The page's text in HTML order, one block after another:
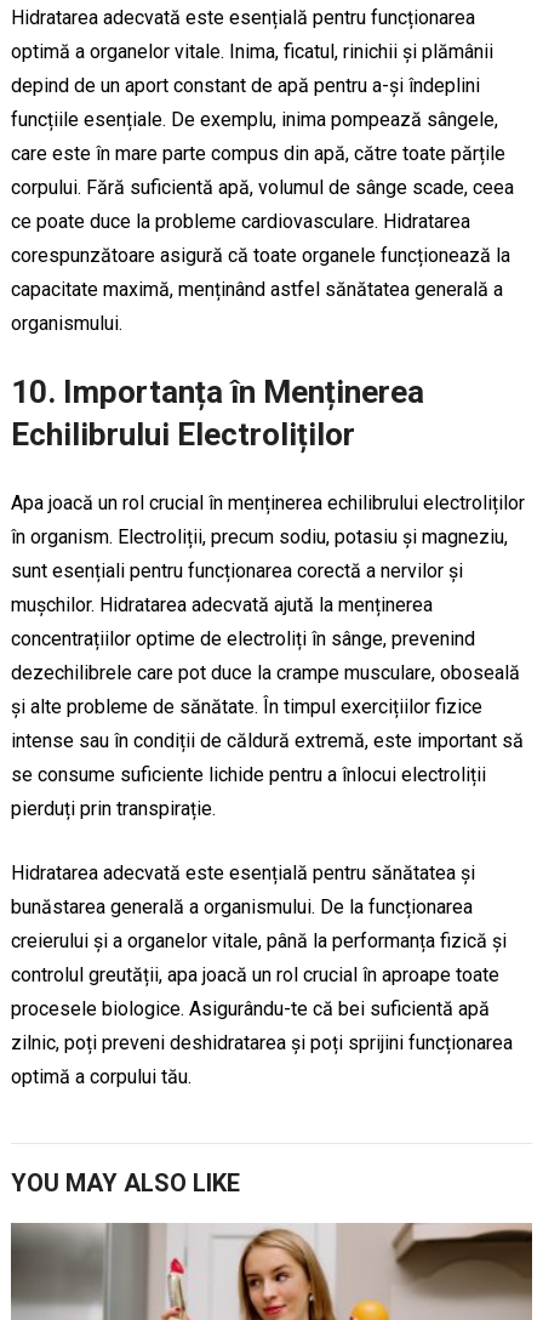
Hidratarea adecvată este esențială pentru funcționarea
optimă a organelor vitale. Inima, ficatul, rinichii și plămânii
depind de un aport constant de apă pentru a-și îndeplini
funcțiile esențiale. De exemplu, inima pompează sângele,
care este în mare parte compus din apă, către toate părțile
corpului. Fără suficientă apă, volumul de sânge scade, ceea
ce poate duce la probleme cardiovasculare. Hidratarea
corespunzătoare asigură că toate organele funcționează la
capacitate maximă, menținând astfel sănătatea generală a
organismului.
10. Importanța în Menținerea
Echilibrului Electroliților
Apa joacă un rol crucial în menținerea echilibrului electroliților
în organism. Electroliții, precum sodiu, potasiu și magneziu,
sunt esențiali pentru funcționarea corectă a nervilor și
mușchilor. Hidratarea adecvată ajută la menținerea
concentrațiilor optime de electroliți în sânge, prevenind
dezechilibrele care pot duce la crampe musculare, oboseală
și alte probleme de sănătate. În timpul exercițiilor fizice
intense sau în condiții de căldură extremă, este important să
se consume suficiente lichide pentru a înlocui electroliții
pierduți prin transpirație.
Hidratarea adecvată este esențială pentru sănătatea și
bunăstarea generală a organismului. De la funcționarea
creierului și a organelor vitale, până la performanța fizică și
controlul greutății, apa joacă un rol crucial în aproape toate
procesele biologice. Asigurându-te că bei suficientă apă
zilnic, poți preveni deshidratarea și poți sprijini funcționarea
optimă a corpului tău.
YOU MAY ALSO LIKE